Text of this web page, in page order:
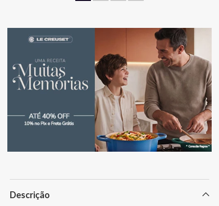
Descrição